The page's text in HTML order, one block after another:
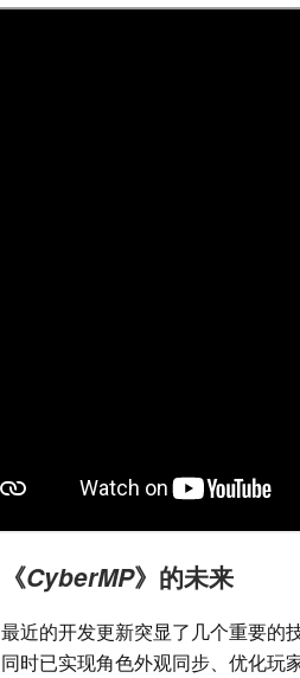
《CyberMP》的未来
最近的开发更新突显了几个重要的
同时已实现角色外观同步、优化玩